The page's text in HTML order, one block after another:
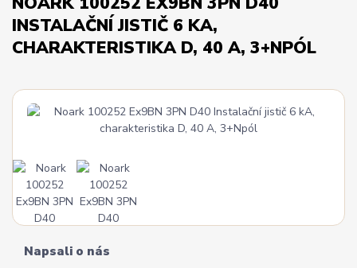
INSTALAČNÍ JISTIČ 6 KA,
CHARAKTERISTIKA D, 40 A, 3+NPÓL
Napsali o nás